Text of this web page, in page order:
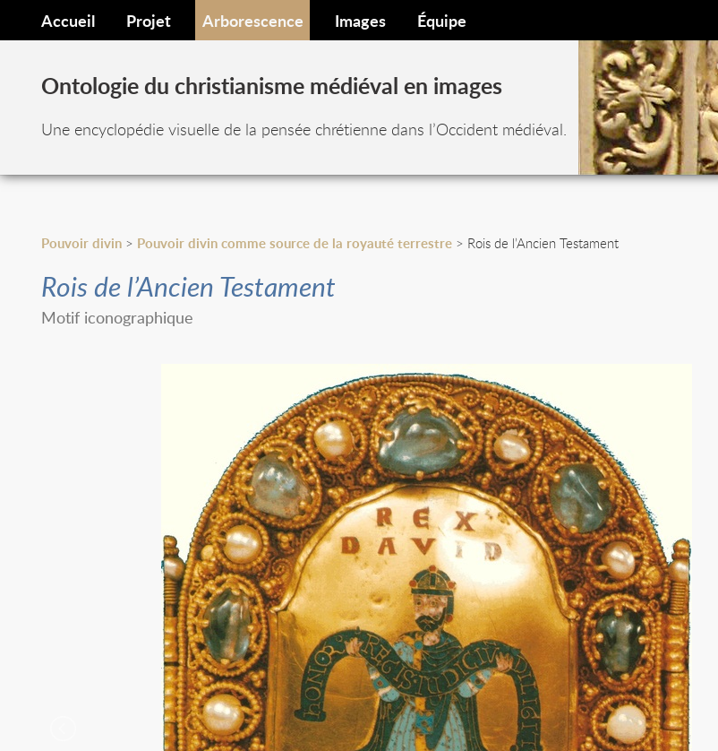
Accueil Projet Arborescence Images Équipe
Ontologie du christianisme médiéval en images
Une encyclopédie visuelle de la pensée chrétienne dans l’Occident médiéval.
Pouvoir divin> Pouvoir divin comme source de la royauté terrestre> Rois de l’Ancien Testament
Rois de l’Ancien Testament
Motif iconographique